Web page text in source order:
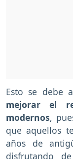
Esto se debe
mejorar el
modernos,
que aquellos
años de
disfrutando